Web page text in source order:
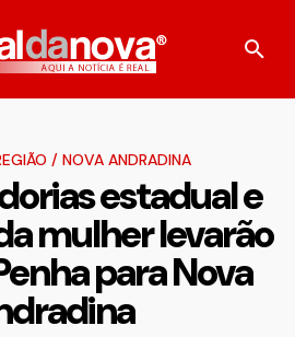
/ NOVA ANDRADINA
estadual e
mulher levarão
para Nova